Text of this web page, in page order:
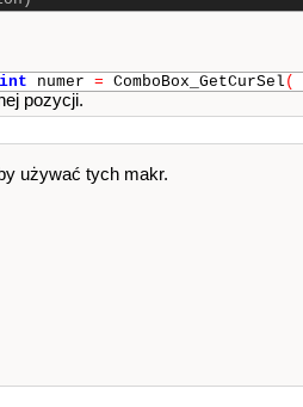
int numer = ComboBox_GetCurSel (
pozycji.
używać tych makr.